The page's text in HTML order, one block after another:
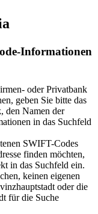
Informationen
oder Privatbank
geben Sie bitte das
den Namen der
in das Suchfeld
SWIFT-Codes
finden möchten,
in das Suchfeld ein.
keinen eigenen
oder die
für die Suche